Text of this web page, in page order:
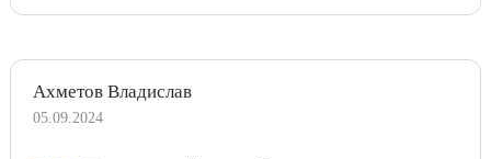
Ахметов Владислав
05.09.2024